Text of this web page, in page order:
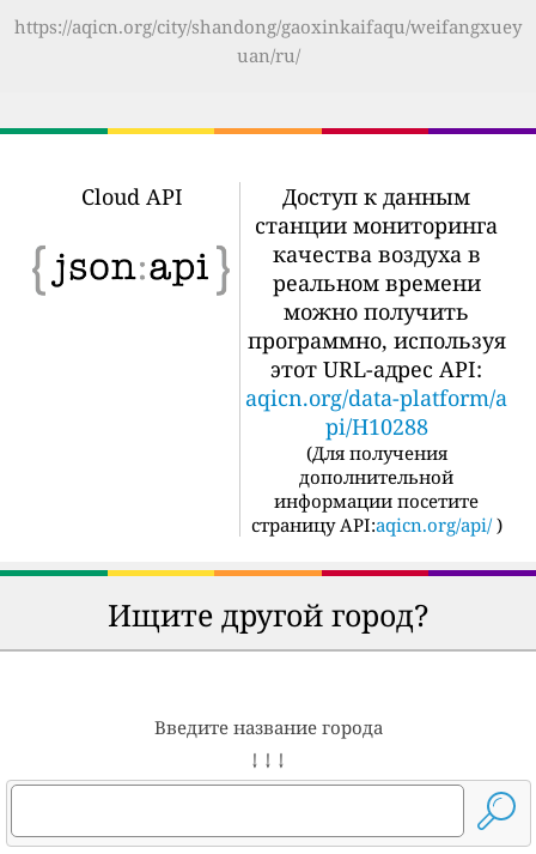
https://aqicn.org/city/shandong/gaoxinkaifaqu/weifangxuey
uan/ru/
Cloud API
Доступ к данным
станции мониторинга
качества воздуха в
реальном времени
можно получить
программно, используя
этот URL-адрес API:
aqicn.org/data-platform/a
pi/H10288
(Для получения
дополнительной
информации посетите
страницу API:aqicn.org/api/ )
Ищите другой город?
Введите название города
↓ ↓ ↓